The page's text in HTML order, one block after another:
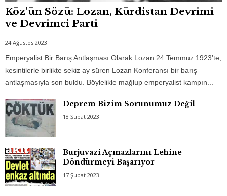
Köz’ün Sözü: Lozan, Kürdistan Devrimi
ve Devrimci Parti
24 Ağustos 2023
Emperyalist Bir Barış Antlaşması Olarak Lozan 24 Temmuz 1923’te,
kesintilerle birlikte sekiz ay süren Lozan Konferansı bir barış
antlaşmasıyla son buldu. Böylelikle mağlup emperyalist kampın...
Deprem Bizim Sorunumuz Değil
18 Şubat 2023
Burjuvazi Açmazlarını Lehine
Döndürmeyi Başarıyor
17 Şubat 2023